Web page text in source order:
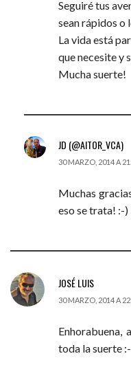
Seguiré tus
sean rápidos o
La vida está
que necesite y
Mucha suerte!
JD (@AITOR_VCA)
30 MARZO, 2014 A
Muchas
eso se trata! :-)
JOSÉ LUIS
30 MARZO, 2014 A
toda la suerte